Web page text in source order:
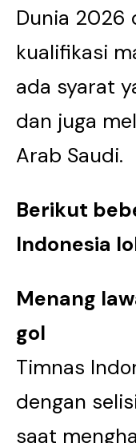
Dunia 2026
kualifikasi
ada syarat
dan juga
Arab Saudi.
Berikut
Indonesia
Menang
gol
Timnas
dengan
saat